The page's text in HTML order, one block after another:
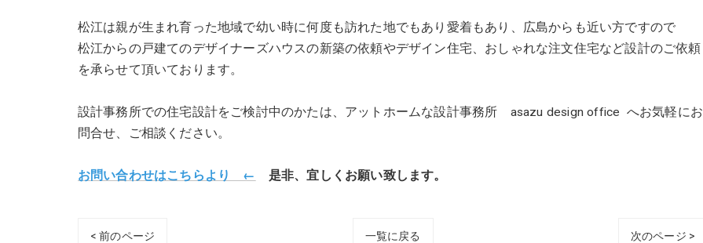
松江は親が生まれ育った地域で幼い時に何度も訪れた地でもあり愛着もあり、広島からも近い方ですので
松江からの戸建てのデザイナーズハウスの新築の依頼やデザイン住宅、おしゃれな注文住宅など設計のご依頼
を承らせて頂いております。
設計事務所での住宅設計をご検討中のかたは、アットホームな設計事務所 asazu design office へお気軽にお
問合せ、ご相談ください。
お問い合わせはこちらより ← 是非、宜しくお願い致します。
< 前のページ 一覧に戻る 次のページ >